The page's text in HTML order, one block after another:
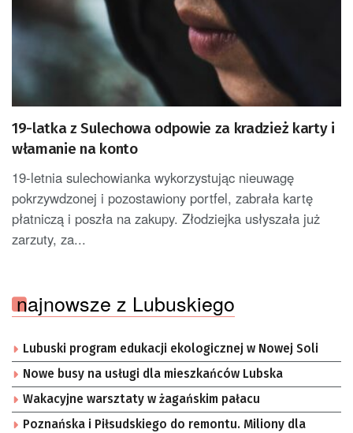
19-latka z Sulechowa odpowie za kradzież karty i
włamanie na konto
19-letnia sulechowianka wykorzystując nieuwagę
pokrzywdzonej i pozostawiony portfel, zabrała kartę
płatniczą i poszła na zakupy. Złodziejka usłyszała już
zarzuty, za...
najnowsze z Lubuskiego
Lubuski program edukacji ekologicznej w Nowej Soli
Nowe busy na usługi dla mieszkańców Lubska
Wakacyjne warsztaty w żagańskim pałacu
Poznańska i Piłsudskiego do remontu. Miliony dla